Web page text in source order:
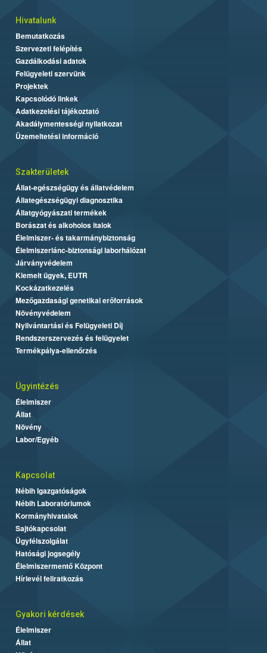
Hivatalunk
Bemutatkozás
Szervezeti felépítés
Gazdálkodási adatok
Felügyeleti szervünk
Projektek
Kapcsolódó linkek
Adatkezelési tájékoztató
Akadálymentességi nyilatkozat
Üzemeltetési információ
Szakterületek
Állat-egészségügy és állatvédelem
Állategészségügyi diagnosztika
Állatgyógyászati termékek
Borászat és alkoholos italok
Élelmiszer- és takarmánybiztonság
Élelmiszerlánc-biztonsági laborhálózat
Járványvédelem
Kiemelt ügyek, EUTR
Kockázatkezelés
Mezőgazdasági genetikai erőforrások
Növényvédelem
Nyilvántartási és Felügyeleti Díj
Rendszerszervezés és felügyelet
Termékpálya-ellenőrzés
Ügyintézés
Élelmiszer
Állat
Növény
Labor/Egyéb
Kapcsolat
Nébih Igazgatóságok
Nébih Laboratóriumok
Kormányhivatalok
Sajtókapcsolat
Ügyfélszolgálat
Hatósági jogsegély
Élelmiszermentő Központ
Hírlevél feliratkozás
Gyakori kérdések
Élelmiszer
Állat